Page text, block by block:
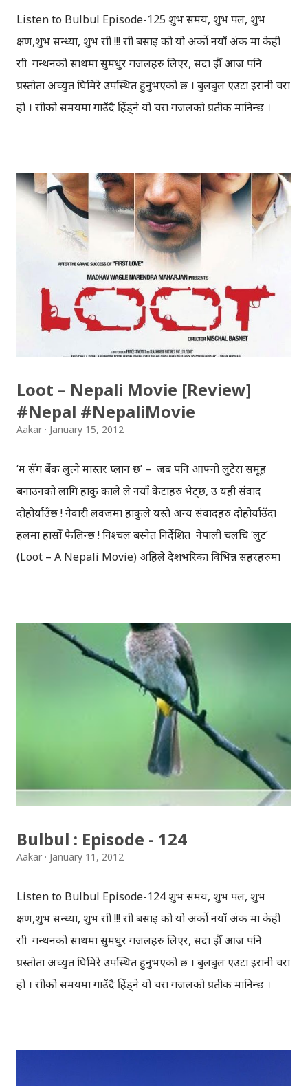
Listen to Bulbul Episode-125 शुभ समय, शुभ पल, शुभ
क्षण,शुभ सन्ध्या, शुभ रात्री !!! रात्री बसाइ को यो अर्को नयाँ अंक मा केही
रात्री गन्थनको साथमा सुमधुर गजलहरु लिएर, सदा झैँ आज पनि
प्रस्तोता अच्युत घिमिरे उपस्थित हुनुभएको छ । बुलबुल एउटा इरानी चरा
हो । रात्रीको समयमा गाउँदै हिंड्‍ने यो चरा गजलको प्रतीक मानिन्छ ।
यसको उपस्थिति रहन्छ । प्रेम, विरह, उत्साह, उमंग अनि थुप्रै मनका
संवेगहरु बुलबुलले समेट्‍छ । बुलबुल सुन्न थालेपछि हामी सबै एउटा
समूहमा समेटिन्छौं र बुलबुल भित्र आफैंले आफ्‍नो नाम दिन्छौं -
बुलबुललियन । हामी यहाँ एकाकार भएर लाग्छौं, गजलको भावनात्मक
सहवासमा । " एउटा प्रेमको बिरुवा हामी रोप्छौं.....युग युग सम्म लगाएर
यो प्रीतलाई अमर गर्छौँ।" Bulbul is a Radio Program (a gajal
program). Thanks to BULBUL Team for bringing
such a wonderful program.You can directly send your
suggestion, comments & even your gajal to:
Loot – Nepali Movie [Review]
#Nepal #NepaliMovie
Aakar January 15, 2012
‘म सँग बैंक लुत्ने मास्तर प्लान छ’ – जब पनि आफ्नो लुटेरा समूह
बनाउनको लागि हाकु काले ले नयाँ केटाहरु भेट्छ, उ यही संवाद
दोहोर्याउँछ ! नेवारी लवजमा हाकुले यस्तै अन्य संवादहरु दोहोर्याउँदा
हलमा हासोँ फैलिन्छ ! निश्चल बस्नेत निर्देशित नेपाली चलचित्र ‘लुट’
(Loot – A Nepali Movie) अहिले देशभरिका विभिन्न सहरहरुमा
अन्य सहयोगीहरु खोज्छ र एउटा लुटेरा समूह बनाउँछ ! आफ्नो
योजनाअनुसार उसले ती चार पात्रहरुलाई बैंक लुट्न तयार पार्छ र बैंक
लुट्न कसरी सफल हुन्छ भन्ने कुरा नै चलचित्र लुटको मुख्य कथासार हो ।
यही “बैंक लुट्ने” कथामा हलिउड र बलिउडमा दर्जनौँ चलचित्रहरु
बनिसकेकाछन् तर पनि “लुट” ले आफ्नो छुट्टै छाप छोड्न सफल
भएकोछ ! कथालाई मौलिक बनाइदिएकोछ ! कथा सामान्य भएपनि,
चलचित्रको प्रस्तुतीका कारण चलचित्रले दर्शकहरुलाई सुरु देखि अन्त्य
सम्म बाँधेर राख्न सफल भएकोछ ! चलचित्रमा हाकु (सौगात मल्ल), पेशाले
भट्टि साहु हुन्छ, जो चाँडै पैसा कमाउनको लागि बैंक लुट्ने योज...
Bulbul : Episode - 124
Aakar January 11, 2012
Listen to Bulbul Episode-124 शुभ समय, शुभ पल, शुभ
क्षण,शुभ सन्ध्या, शुभ रात्री !!! रात्री बसाइ को यो अर्को नयाँ अंक मा केही
रात्री गन्थनको साथमा सुमधुर गजलहरु लिएर, सदा झैँ आज पनि
प्रस्तोता अच्युत घिमिरे उपस्थित हुनुभएको छ । बुलबुल एउटा इरानी चरा
हो । रात्रीको समयमा गाउँदै हिंड्‍ने यो चरा गजलको प्रतीक मानिन्छ ।
यसको उपस्थिति रहन्छ । प्रेम, विरह, उत्साह, उमंग अनि थुप्रै मनका